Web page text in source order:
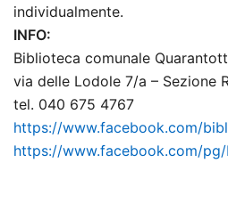
individualmente.
INFO:
Biblioteca comunale
via delle Lodole 7/a – Sezione
tel. 040 675 4767
https://www.facebook.com/
https://www.facebook.com/pg/